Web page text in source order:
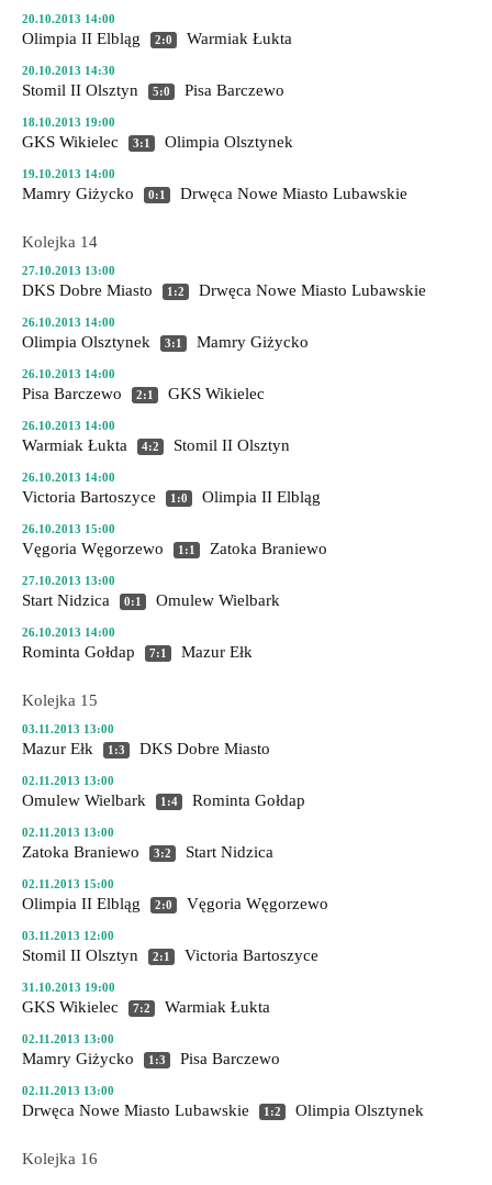
20.10.2013 14:00
Olimpia II Elbląg 2:0 Warmiak Łukta
20.10.2013 14:30
Stomil II Olsztyn 5:0 Pisa Barczewo
18.10.2013 19:00
GKS Wikielec 3:1 Olimpia Olsztynek
19.10.2013 14:00
Mamry Giżycko 0:1 Drwęca Nowe Miasto Lubawskie
Kolejka 14
27.10.2013 13:00
DKS Dobre Miasto 1:2 Drwęca Nowe Miasto Lubawskie
26.10.2013 14:00
Olimpia Olsztynek 3:1 Mamry Giżycko
26.10.2013 14:00
Pisa Barczewo 2:1 GKS Wikielec
26.10.2013 14:00
Warmiak Łukta 4:2 Stomil II Olsztyn
26.10.2013 14:00
Victoria Bartoszyce 1:0 Olimpia II Elbląg
26.10.2013 15:00
Vęgoria Węgorzewo 1:1 Zatoka Braniewo
27.10.2013 13:00
Start Nidzica 0:1 Omulew Wielbark
26.10.2013 14:00
Rominta Gołdap 7:1 Mazur Ełk
Kolejka 15
03.11.2013 13:00
Mazur Ełk 1:3 DKS Dobre Miasto
02.11.2013 13:00
Omulew Wielbark 1:4 Rominta Gołdap
02.11.2013 13:00
Zatoka Braniewo 3:2 Start Nidzica
02.11.2013 15:00
Olimpia II Elbląg 2:0 Vęgoria Węgorzewo
03.11.2013 12:00
Stomil II Olsztyn 2:1 Victoria Bartoszyce
31.10.2013 19:00
GKS Wikielec 7:2 Warmiak Łukta
02.11.2013 13:00
Mamry Giżycko 1:3 Pisa Barczewo
02.11.2013 13:00
Drwęca Nowe Miasto Lubawskie 1:2 Olimpia Olsztynek
Kolejka 16